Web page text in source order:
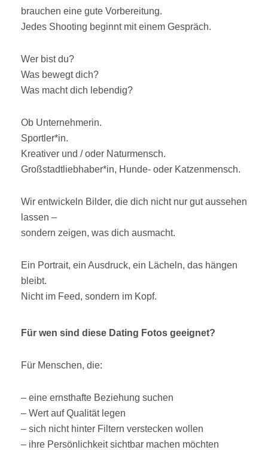
brauchen eine gute Vorbereitung.
Jedes Shooting beginnt mit einem Gespräch.
Wer bist du?
Was bewegt dich?
Was macht dich lebendig?
Ob Unternehmerin.
Sportler*in.
Kreativer und / oder Naturmensch.
Großstadtliebhaber*in, Hunde- oder Katzenmensch.
Wir entwickeln Bilder, die dich nicht nur gut aussehen
lassen –
sondern zeigen, was dich ausmacht.
Ein Portrait, ein Ausdruck, ein Lächeln, das hängen
bleibt.
Nicht im Feed, sondern im Kopf.
Für wen sind diese Dating Fotos geeignet?
Für Menschen, die:
– eine ernsthafte Beziehung suchen
– Wert auf Qualität legen
– sich nicht hinter Filtern verstecken wollen
– ihre Persönlichkeit sichtbar machen möchten